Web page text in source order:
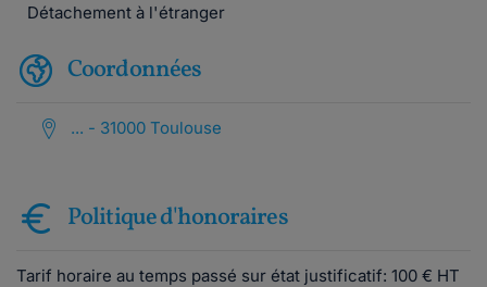
Détachement à l'étranger
Coordonnées
... - 31000 Toulouse
Politique d'honoraires
Tarif horaire au temps passé sur état justificatif: 100 € HT